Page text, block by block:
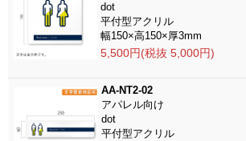
dot
平付型アクリル
幅150×高150×厚3mm
5,500円(税抜 5,000円)
AA-NT2-02
アパレル向け
dot
平付型アクリル